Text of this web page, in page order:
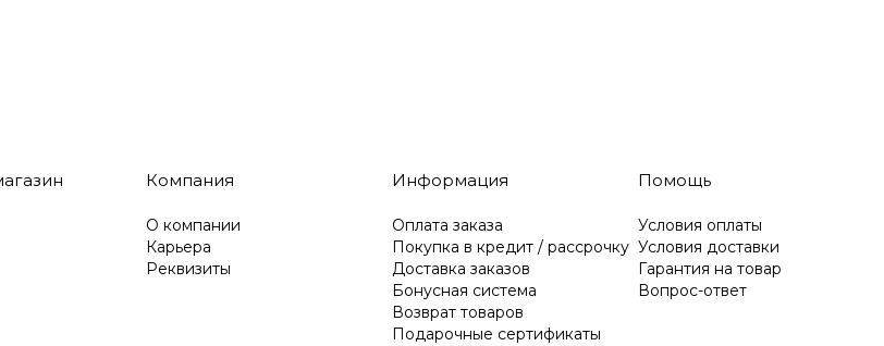
Компания
О компании
Карьера
Реквизиты
Информация
Оплата заказа
Покупка в кредит / рассрочку
Доставка заказов
Бонусная система
Возврат товаров
Подарочные сертификаты
Помощь
Условия оплаты
Условия доставки
Гарантия на товар
Вопрос-ответ